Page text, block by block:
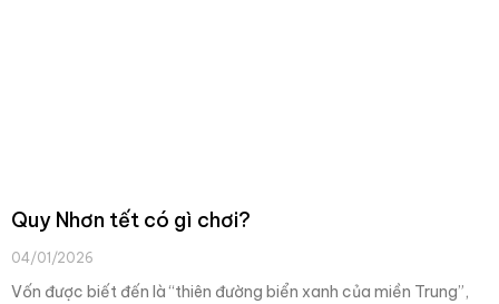
Quy Nhơn tết có gì chơi?
04/01/2026
Vốn được biết đến là “thiên đường biển xanh của miền Trung”,